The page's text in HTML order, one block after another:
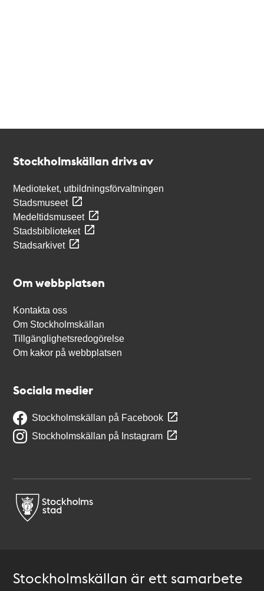
Stockholmskällan drivs av
Medioteket, utbildningsförvaltningen
Stadsmuseet
Medeltidsmuseet
Stadsbiblioteket
Stadsarkivet
Om webbplatsen
Kontakta oss
Om Stockholmskällan
Tillgänglighetsredogörelse
Om kakor på webbplatsen
Sociala medier
Stockholmskällan på Facebook
Stockholmskällan på Instagram
Stockholmskällan är ett samarbete